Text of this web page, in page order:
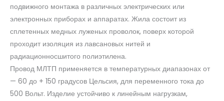
подвижного монтажа в различных электрических или
электронных приборах и аппаратах. Жила состоит из
сплетенных медных луженых проволок, поверх которой
проходит изоляция из лавсановых нитей и
радиационносшитого полиэтилена.
Провод МЛТП применяется в температурных диапазонах от
— 60 до + 150 градусов Цельсия, для переменного тока до
500 Вольт. Изделие устойчиво к линейным нагрузкам,